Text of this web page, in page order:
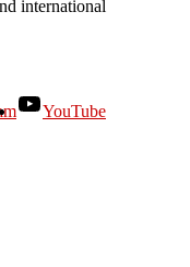
international
YouTube